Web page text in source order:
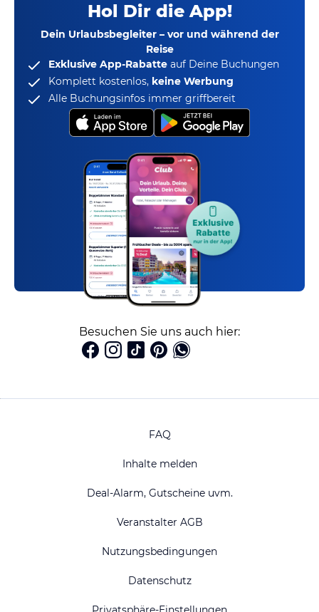
Hol Dir die App!
Dein Urlaubsbegleiter – vor und während der
Reise
Exklusive App-Rabatte auf Deine Buchungen
Komplett kostenlos, keine Werbung
Alle Buchungsinfos immer griffbereit
Besuchen Sie uns auch hier:
FAQ
Inhalte melden
Deal-Alarm, Gutscheine uvm.
Veranstalter AGB
Nutzungsbedingungen
Datenschutz